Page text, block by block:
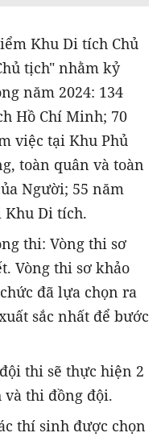
Khu Di tích Chủ
tịch" nhằm kỷ
năm 2024: 134
Hồ Chí Minh; 70
việc tại Khu Phủ
toàn quân và toàn
Người; 55 năm
Khu Di tích.
thi: Vòng thi sơ
Vòng thi sơ khảo
đã lựa chọn ra
sắc nhất để bước
thi sẽ thực hiện 2
thi đồng đội.
thí sinh được chọn